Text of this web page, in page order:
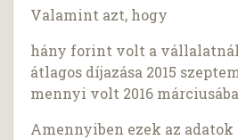
Valamint azt, hogy
hány forint volt a
átlagos díjazása 2015
mennyi volt 2016
Amennyiben ezek az